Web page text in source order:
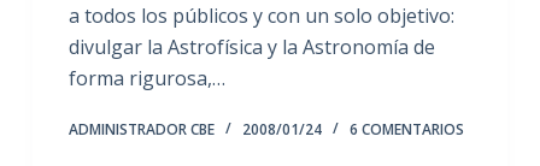
a todos los públicos y con un solo objetivo:
divulgar la Astrofísica y la Astronomía de
forma rigurosa,…
ADMINISTRADOR CBE 2008/01/24 6 COMENTARIOS